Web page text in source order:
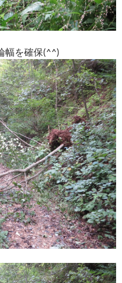
幅を確保(^^)